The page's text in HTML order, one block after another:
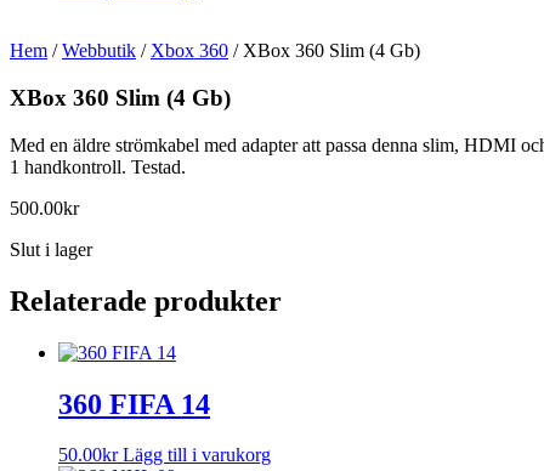
Hem /Webbutik / Xbox 360 / XBox 360 Slim (4 Gb)
XBox 360 Slim (4 Gb)
Med en äldre strömkabel med adapter att passa denna slim, HDMI
1 handkontroll. Testad.
500.00kr
Slut i lager
Relaterade produkter
360 FIFA 14
50.00kr Lägg till i varukorg